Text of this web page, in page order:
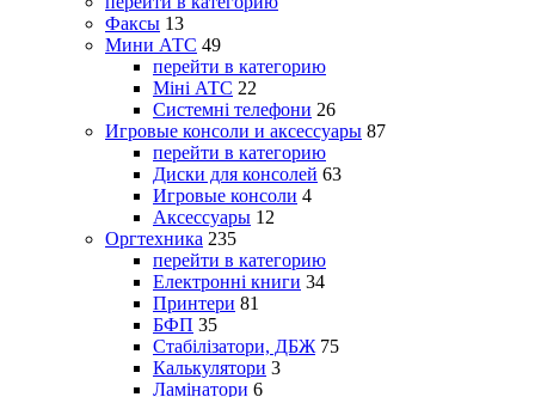
Факсы 13
Мини АТС 49
перейти в категорию
Міні АТС 22
Системні телефони 26
Игровые консоли и аксессуары 87
перейти в категорию
Диски для консолей 63
Игровые консоли 4
Аксессуары 12
Оргтехника 235
перейти в категорию
Електронні книги 34
Принтери 81
БФП 35
Стабілізатори, ДБЖ 75
Калькулятори 3
Ламінатори 6